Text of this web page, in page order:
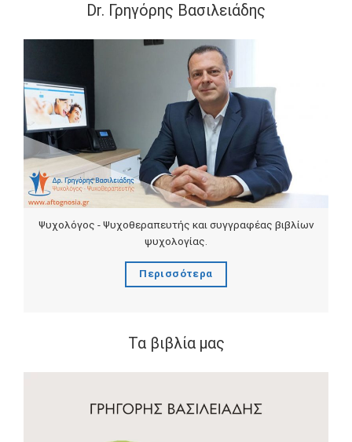
Dr. Γρηγόρης Βασιλειάδης
Ψυχολόγος - Ψυχοθεραπευτής και συγγραφέας βιβλίων
ψυχολογίας.
Περισσότερα
Τα βιβλία μας